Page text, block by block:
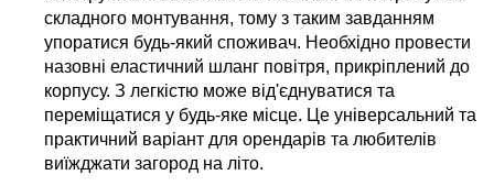
складного монтування, тому з таким завданням
упоратися будь-який споживач. Необхідно провести
назовні еластичний шланг повітря, прикріплений до
корпусу. З легкістю може від'єднуватися та
переміщатися у будь-яке місце. Це універсальний та
практичний варіант для орендарів та любителів
виїжджати загород на літо.